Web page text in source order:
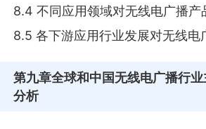
8.4 不同应用领域对无线电广播产
8.5 各下游应用行业发展对无线电
第九章全球和中国无线电广播行
分析